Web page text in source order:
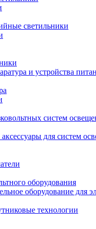
светильники
и устройства
систем
для систем
оборудования
оборудование для
технологии